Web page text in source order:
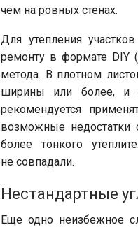
чем на ровных стенах.
Для утепления
ремонту в формате DIY
метода. В плотном
ширины или более, и
рекомендуется
возможные недостатки
более тонкого
не совпадали.
Нестандартные
Еще одно неизбежное